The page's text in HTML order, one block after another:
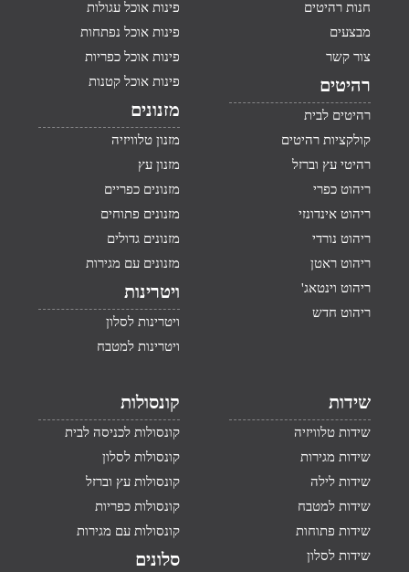
חנות רהיטים
מבצעים
צור קשר
רהיטים
רהיטים לבית
קולקציות רהיטים
רהיטי עץ וברזל
ריהוט כפרי
ריהוט אינדונזי
ריהוט נורדי
ריהוט ראטן
ריהוט וינטאג'
ריהוט חדש
פינות אוכל עגולות
פינות אוכל נפתחות
פינות אוכל כפריות
פינות אוכל קטנות
מזנונים
מזנון טלוויזיה
מזנון עץ
מזנונים כפריים
מזנונים פתוחים
מזנונים גדולים
מזנונים עם מגירות
ויטרינות
ויטרינות לסלון
ויטרינות למטבח
שידות
שידות טלוויזיה
שידות מגירות
שידות לילה
שידות למטבח
שידות פתוחות
שידות לסלון
קונסולות
קונסולות לכניסה לבית
קונסולות לסלון
קונסולות עץ וברזל
קונסולות כפריות
קונסולות עם מגירות
סלונים